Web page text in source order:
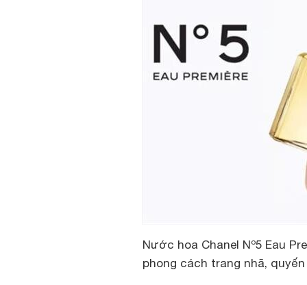
Nước hoa Chanel Nº5 Eau
phong cách trang nhã,